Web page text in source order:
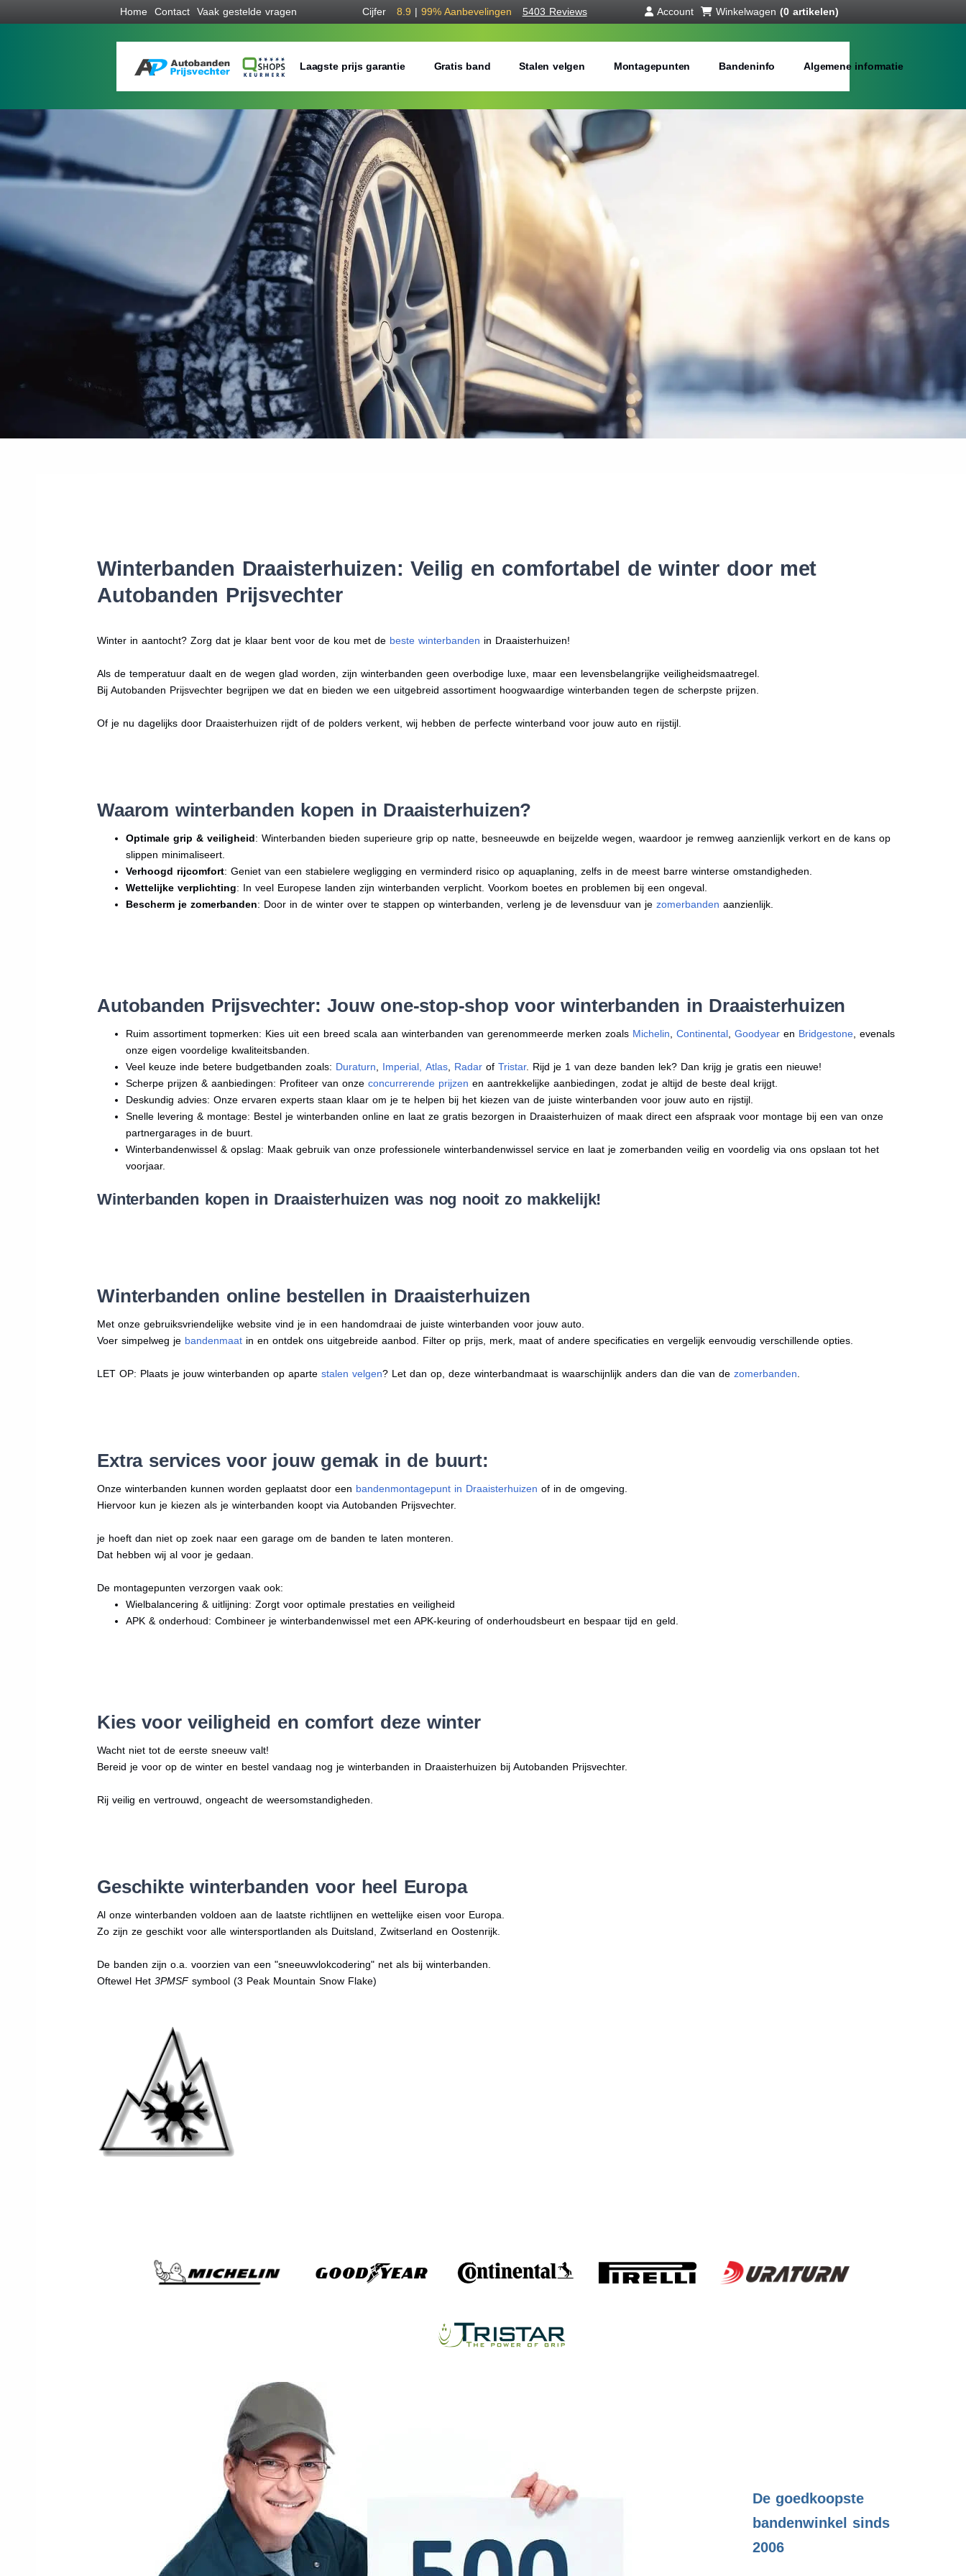
Home Contact Vaak gestelde vragen Cijfer 8.9 | 99% Aanbevelingen 5403 Reviews Account Winkelwagen (0 artikelen)
Laagste prijs garantie Gratis band Stalen velgen Montagepunten Bandeninfo Algemene informatie
Bestel voordelig winterbanden
Seizoen:
Breedte: Hoogte:
Waar vind ik de maat van mijn banden
Help mij met bestellen
Winterbanden Draaisterhuizen: Veilig en comfortabel de winter door met
Autobanden Prijsvechter
Winter in aantocht? Zorg dat je klaar bent voor de kou met de beste winterbanden in Draaisterhuizen!
Als de temperatuur daalt en de wegen glad worden, zijn winterbanden geen overbodige luxe, maar een levensbelangrijke veiligheidsmaatregel.
Bij Autobanden Prijsvechter begrijpen we dat en bieden we een uitgebreid assortiment hoogwaardige winterbanden tegen de scherpste prijzen.
Of je nu dagelijks door Draaisterhuizen rijdt of de polders verkent, wij hebben de perfecte winterband voor jouw auto en rijstijl.
Waarom winterbanden kopen in Draaisterhuizen?
Optimale grip & veiligheid: Winterbanden bieden superieure grip op natte, besneeuwde en beijzelde wegen, waardoor je remweg aanzienlijk verkort en de kans op
slippen minimaliseert.
Verhoogd rijcomfort: Geniet van een stabielere wegligging en verminderd risico op aquaplaning, zelfs in de meest barre winterse omstandigheden.
Wettelijke verplichting: In veel Europese landen zijn winterbanden verplicht. Voorkom boetes en problemen bij een ongeval.
Bescherm je zomerbanden: Door in de winter over te stappen op winterbanden, verleng je de levensduur van jezomerbanden aanzienlijk.
Autobanden Prijsvechter: Jouw one-stop-shop voor winterbanden in Draaisterhuizen
Ruim assortiment topmerken: Kies uit een breed scala aan winterbanden van gerenommeerde merken zoals Michelin ,Continental ,Goodyear en Bridgestone , evenals
onze eigen voordelige kwaliteitsbanden.
Veel keuze inde betere budgetbanden zoals: Duraturn Imperial Atlas Radar ofTristar. Rijd je 1 van deze banden lek? Dan krijg je gratis een nieuwe!
Scherpe prijzen & aanbiedingen: Profiteer van onzeconcurrerende prijzen en aantrekkelijke aanbiedingen, zodat je altijd de beste deal krijgt.
Deskundig advies: Onze ervaren experts staan klaar om je te helpen bij het kiezen van de juiste winterbanden voor jouw auto en rijstijl.
Snelle levering & montage: Bestel je winterbanden online en laat ze gratis bezorgen in Draaisterhuizen of maak direct een afspraak voor montage bij een van onze
partnergarages in de buurt.
Winterbandenwissel & opslag: Maak gebruik van onze professionele winterbandenwissel service en laat je zomerbanden veilig en voordelig via ons opslaan tot het
voorjaar.
Winterbanden kopen in Draaisterhuizen was nog nooit zo makkelijk!
Winterbanden online bestellen in Draaisterhuizen
Met onze gebruiksvriendelijke website vind je in een handomdraai de juiste winterbanden voor jouw auto.
Voer simpelweg je bandenmaat in en ontdek ons uitgebreide aanbod. Filter op prijs, merk, maat of andere specificaties en vergelijk eenvoudig verschillende opties.
LET OP: Plaats je jouw winterbanden op apartestalen velgen? Let dan op, deze winterbandmaat is waarschijnlijk anders dan die van dezomerbanden
Extra services voor jouw gemak in de buurt:
Onze winterbanden kunnen worden geplaatst door een bandenmontagepunt in Draaisterhuizen of in de omgeving.
Hiervoor kun je kiezen als je winterbanden koopt via Autobanden Prijsvechter.
je hoeft dan niet op zoek naar een garage om de banden te laten monteren.
Dat hebben wij al voor je gedaan.
De montagepunten verzorgen vaak ook:
Wielbalancering & uitlijning: Zorgt voor optimale prestaties en veiligheid
APK & onderhoud: Combineer je winterbandenwissel met een APK-keuring of onderhoudsbeurt en bespaar tijd en geld.
Kies voor veiligheid en comfort deze winter
Wacht niet tot de eerste sneeuw valt!
Bereid je voor op de winter en bestel vandaag nog je winterbanden in Draaisterhuizen bij Autobanden Prijsvechter.
Rij veilig en vertrouwd, ongeacht de weersomstandigheden.
Geschikte winterbanden voor heel Europa
Al onze winterbanden voldoen aan de laatste richtlijnen en wettelijke eisen voor Europa.
Zo zijn ze geschikt voor alle wintersportlanden als Duitsland, Zwitserland en Oostenrijk.
De banden zijn o.a. voorzien van een "sneeuwvlokcodering" net als bij winterbanden.
Oftewel Het3PMSFsymbool (3 Peak Mountain Snow Flake)
De goedkoopste
bandenwinkel sinds
2006